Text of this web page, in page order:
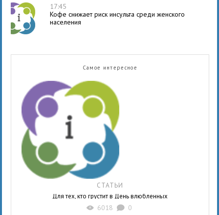
17:45
Кофе снижает риск инсульта среди женского
населения
Самое интересное
СТАТЬИ
Для тех, кто грустит в День влюбленных
X 6018 K 0